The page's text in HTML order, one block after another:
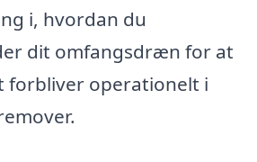
i, hvordan du
dit omfangsdræn for at
forbliver operationelt i